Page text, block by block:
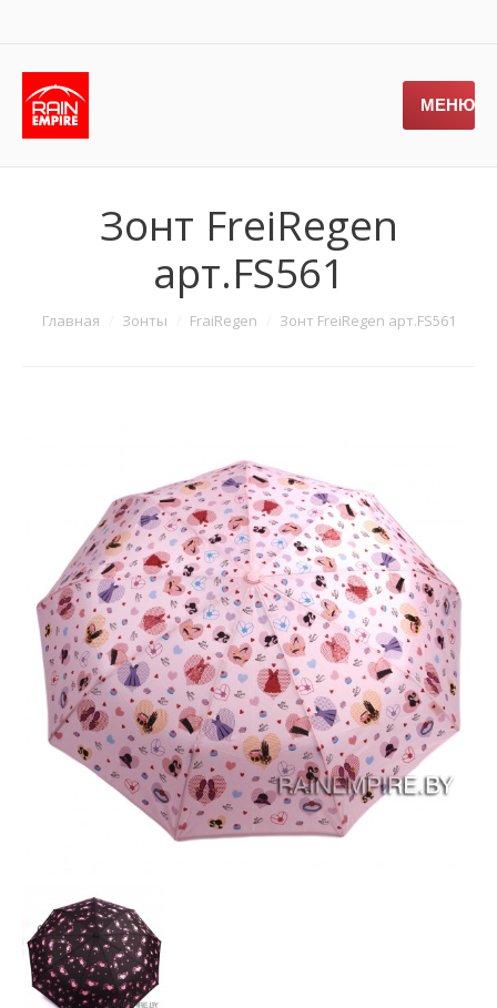
МЕНЮ
Зонт FreiRegen
арт.FS561
Главная Зонты FraiRegen Зонт FreiRegen арт.FS561